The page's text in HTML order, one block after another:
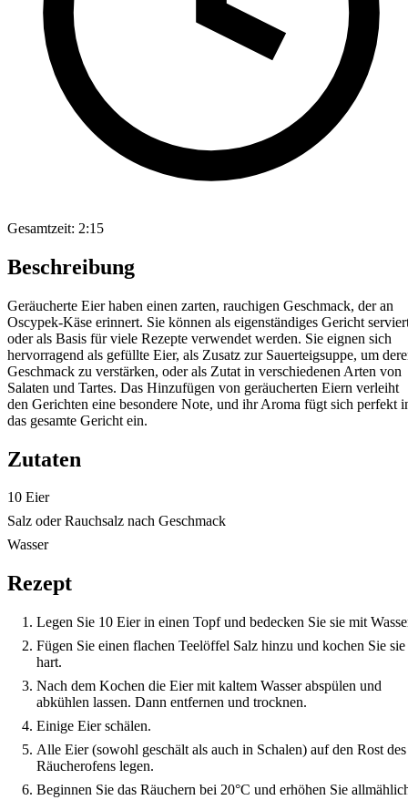
Gesamtzeit: 2:15
Beschreibung
Geräucherte Eier haben einen zarten, rauchigen Geschmack, der an
Oscypek-Käse erinnert. Sie können als eigenständiges Gericht
oder als Basis für viele Rezepte verwendet werden. Sie eignen sich
hervorragend als gefüllte Eier, als Zusatz zur Sauerteigsuppe, um
Geschmack zu verstärken, oder als Zutat in verschiedenen Arten von
Salaten und Tartes. Das Hinzufügen von geräucherten Eiern verleiht
den Gerichten eine besondere Note, und ihr Aroma fügt sich perfekt
das gesamte Gericht ein.
Zutaten
10 Eier
Salz oder Rauchsalz nach Geschmack
Wasser
Rezept
Legen Sie 10 Eier in einen Topf und bedecken Sie sie mit
Fügen Sie einen flachen Teelöffel Salz hinzu und kochen Sie sie
hart.
Nach dem Kochen die Eier mit kaltem Wasser abspülen und
abkühlen lassen. Dann entfernen und trocknen.
Einige Eier schälen.
Alle Eier (sowohl geschält als auch in Schalen) auf den Rost des
Räucherofens legen.
Beginnen Sie das Räuchern bei 20°C und erhöhen Sie